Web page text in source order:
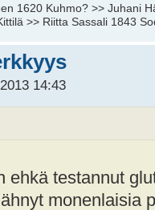
1620 Kuhmo? >> Juhani
>> Riitta Sassali 1843
14:43
ehkä testannut
monenlaisia